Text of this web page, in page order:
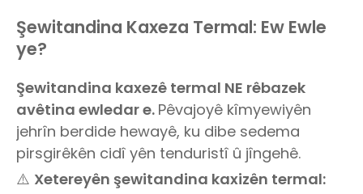
Şewitandina Kaxeza Termal: Ew Ewle
ye?
Şewitandina kaxezê termal NE rêbazek
avêtina ewledar e. Pêvajoyê kîmyewiyên
jehrîn berdide hewayê, ku dibe sedema
pirsgirêkên cidî yên tenduristî û jîngehê.
⚠️ Xetereyên şewitandina kaxizên termal: